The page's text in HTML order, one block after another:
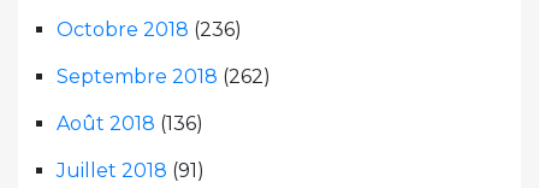
Octobre 2018 (236)
Septembre 2018 (262)
Août 2018 (136)
Juillet 2018 (91)